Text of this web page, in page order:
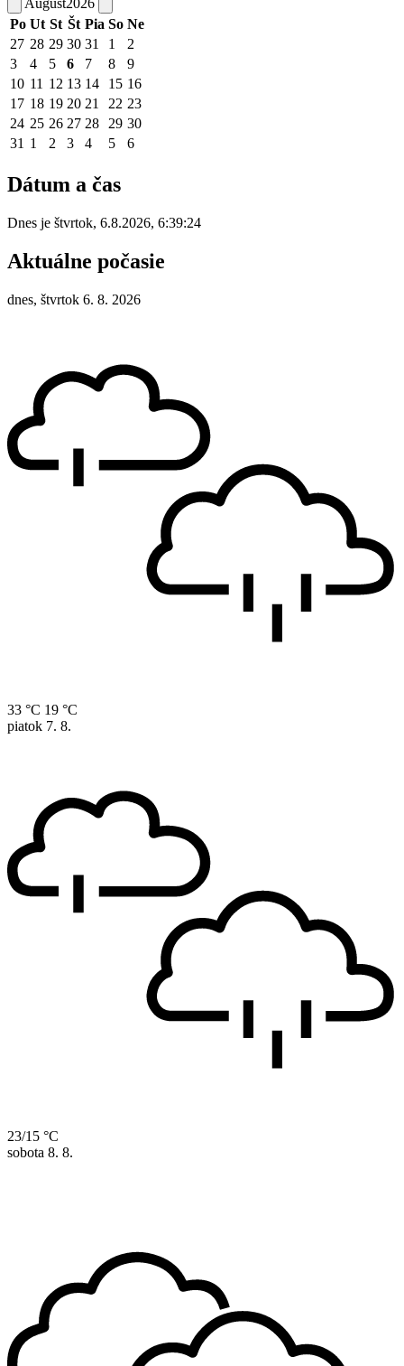
August2026
Po Ut St Št Pia So Ne
27 28 29 30 31 1
2
3
4 5 6 7 8
9
10 11 12 13 14 15 16
17 18 19 20 21 22 23
24 25 26 27 28 29 30
31 1 2 3 4 5 6
Dátum a čas
Dnes je štvrtok, 6.8.2026, 6:39:24
Aktuálne počasie
dnes, štvrtok 6. 8. 2026
33 °C 19 °C
piatok 7. 8.
23/15 °C
sobota 8. 8.